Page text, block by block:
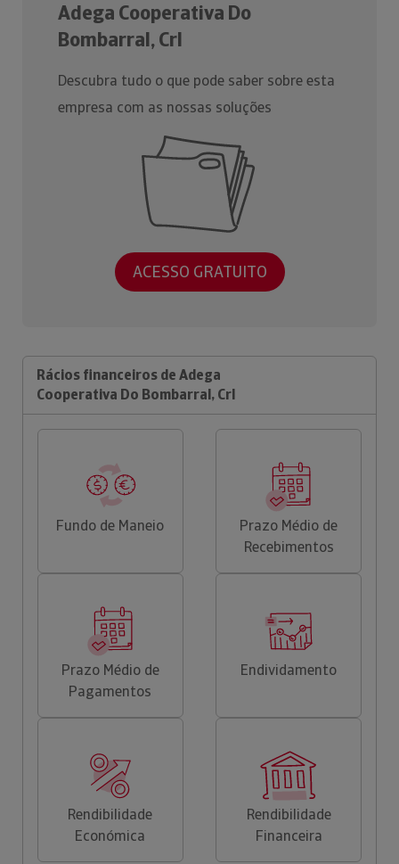
Adega Cooperativa Do
Bombarral, Crl
Descubra tudo o que pode saber sobre esta
empresa com as nossas soluções
ACESSO GRATUITO
Rácios financeiros de Adega
Cooperativa Do Bombarral, Crl
Fundo de Maneio
Prazo Médio de
Recebimentos
Prazo Médio de
Pagamentos
Endividamento
Rendibilidade
Económica
Rendibilidade
Financeira